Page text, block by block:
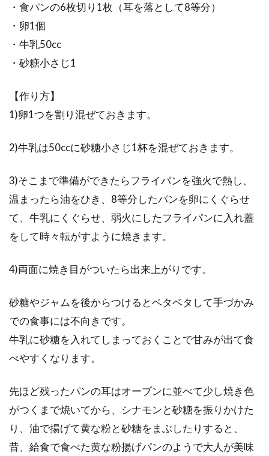
・食パンの6枚切り1枚（耳を落として8等分）
・卵1個
・牛乳50cc
・砂糖小さじ1
【作り方】
1)卵1つを割り混ぜておきます。
2)牛乳は50ccに砂糖小さじ1杯を混ぜておきます。
3)そこまで準備ができたらフライパンを強火で熱し、
温まったら油をひき、8等分したパンを卵にくぐらせ
て、牛乳にくぐらせ、弱火にしたフライパンに入れ蓋
をして時々転がすように焼きます。
4)両面に焼き目がついたら出来上がりです。
砂糖やジャムを後からつけるとベタベタして手づかみ
での食事には不向きです。
牛乳に砂糖を入れてしまっておくことで甘みが出て食
べやすくなります。
先ほど残ったパンの耳はオーブンに並べて少し焼き色
がつくまで焼いてから、シナモンと砂糖を振りかけた
り、油で揚げて黄な粉と砂糖をまぶしたりすると、
昔、給食で食べた黄な粉揚げパンのようで大人が美味